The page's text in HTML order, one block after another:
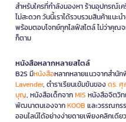
สำหรับใครที่กำลังมองหา ร้านอุปกรณ์เ
ไม่สะดวก วันนี้เราได้รวบรวมสินค้าแนะ
พร้อมตอบโจทย์ทุกไลฟ์สไตล์ ไม่ว่าคุณ
ก็ตาม
หนังสือหลากหลายสไตล์
B2S มีหนังสือหลากหลายแนวจากสำนั
Lavender, ตำราเรียนเข้มข้นของดร.
บุญ, หนังสือเด็กจากMIS หนังสือจิตวิท
พัฒนาตนเองจากKOOB และวรรณกร
ออนไลน์ได้อย่างง่ายดายเพียงคลิกเดียว